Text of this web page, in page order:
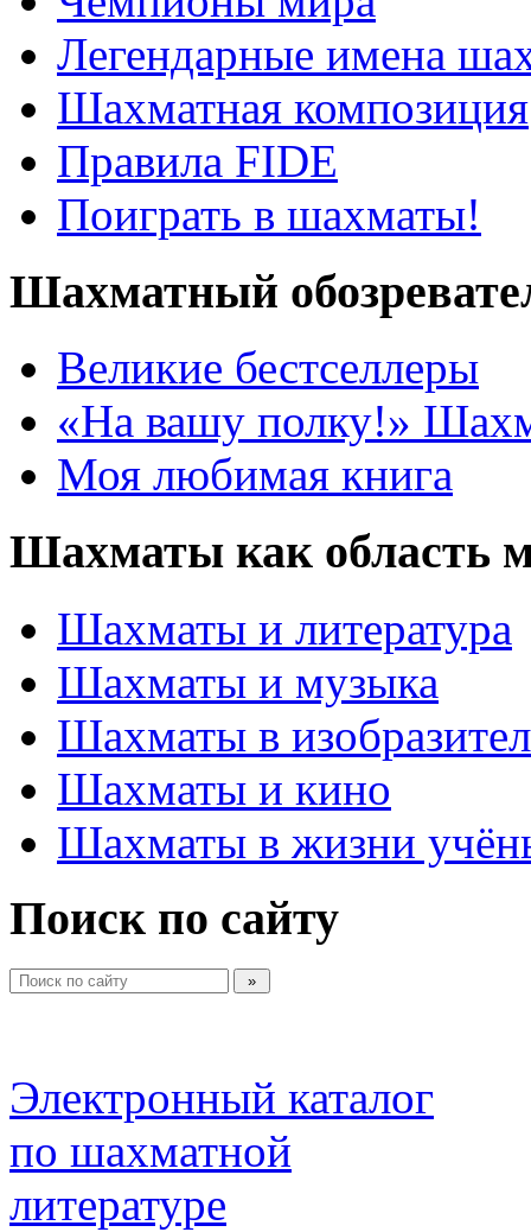
Легендарные имена
Шахматная композиция
Правила FIDE
Поиграть в шахматы!
Шахматный
Великие бестселлеры
«На вашу полку!»
Моя любимая книга
Шахматы как область
Шахматы и литература
Шахматы и музыка
Шахматы в
Шахматы и кино
Шахматы в жизни
Поиск по сайту
Электронный каталог
по шахматной
литературе